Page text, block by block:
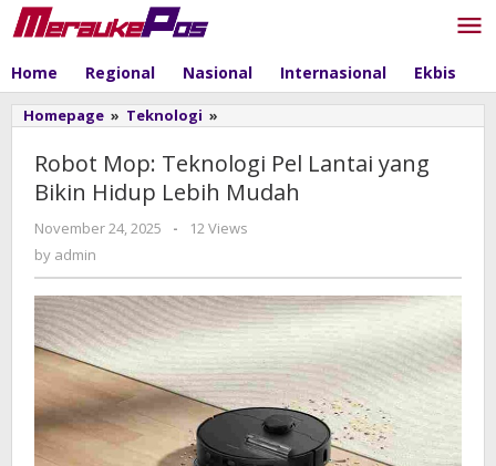
Skip
to
Home Regional Nasional Internasional Ekbis
Homepage » Teknologi »
Teknologi
Pel
Lantai
Lebih
Mudah
Robot Mop: Teknologi Pel Lantai yang
Bikin Hidup Lebih Mudah
November 24, 2025
by
-
12 Views
by admin